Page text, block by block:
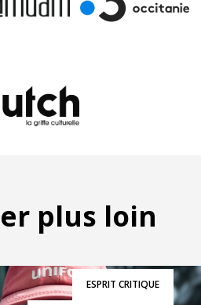
plus loin
ESPRIT CRITIQUE